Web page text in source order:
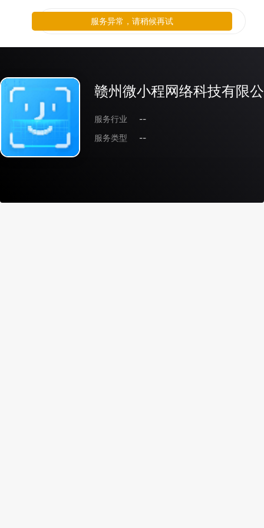
赣州微小程网络科技有限
服务行业
--
服务类型
--
服务异常，请稍候再试